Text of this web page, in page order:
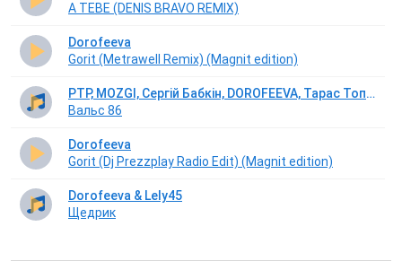
A TEBE (DENIS BRAVO REMIX)
Dorofeeva
Gorit (Metrawell Remix) (Magnit edition)
PTP, MOZGI, Сергій Бабкін, DOROFEEVA, Тарас Тополя, Alina Pash, Юлія Саніна
Вальс 86
Dorofeeva
Gorit (Dj Prezzplay Radio Edit) (Magnit edition)
Dorofeeva & Lely45
Щедрик